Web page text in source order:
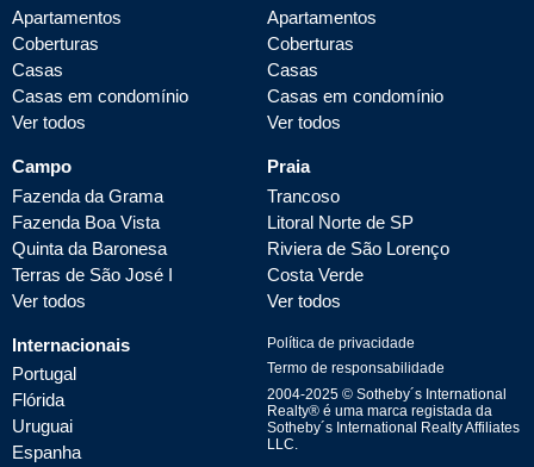
Apartamentos
Coberturas
Casas
Casas em condomínio
Ver todos
Apartamentos
Coberturas
Casas
Casas em condomínio
Ver todos
Campo
Fazenda da Grama
Fazenda Boa Vista
Quinta da Baronesa
Terras de São José I
Ver todos
Praia
Trancoso
Litoral Norte de SP
Riviera de São Lorenço
Costa Verde
Ver todos
Internacionais
Portugal
Flórida
Uruguai
Espanha
Política de privacidade
Termo de responsabilidade
2004-2025 © Sotheby´s International
Realty® é uma marca registada da
Sotheby´s International Realty Affiliates
LLC.